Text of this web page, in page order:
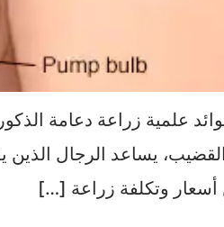
علمية زراعة دعامة
يساعد الرجال الذين
أسعار وتكلفة زراعة […]